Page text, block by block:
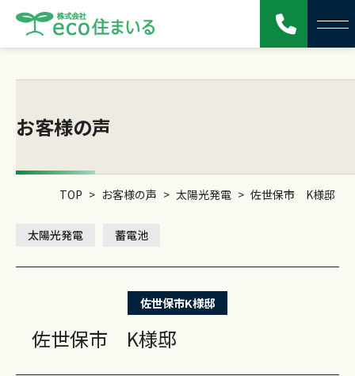
お客様の声
TOP > お客様の声 > 太陽光発電 > 佐世保市 K様邸
太陽光発電 蓄電池
佐世保市K様邸
佐世保市 K様邸